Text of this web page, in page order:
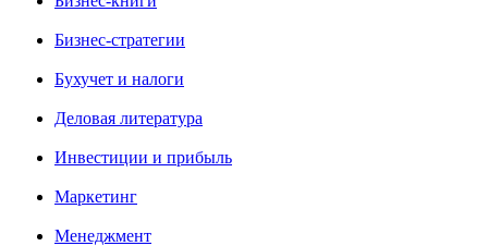
Бизнес-стратегии
Бухучет и налоги
Деловая литература
Инвестиции и прибыль
Маркетинг
Менеджмент